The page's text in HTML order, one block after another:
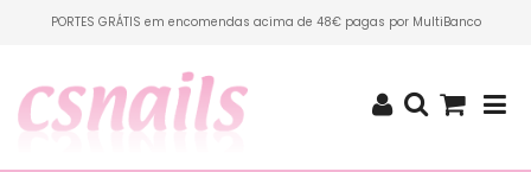
PORTES GRÁTIS em encomendas acima de 48€ pagas por MultiBanco